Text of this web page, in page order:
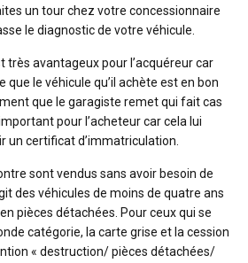
un tour chez votre concessionnaire
le diagnostic de votre véhicule.
très avantageux pour l’acquéreur car
que le véhicule qu’il achète est en bon
que le garagiste remet qui fait cas
pour l’acheteur car cela lui
un certificat d’immatriculation.
sont vendus sans avoir besoin de
des véhicules de moins de quatre ans
pièces détachées. Pour ceux qui se
catégorie, la carte grise et la cession
« destruction/ pièces détachées/